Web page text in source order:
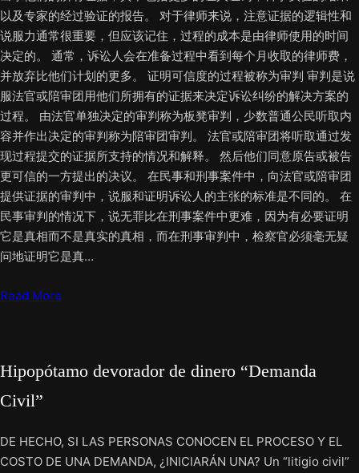
以及专家的经过验证的报告。 对于律师来说，注意证据的逻辑性和
说服力通常很重要，但应该记住，过程的成本是由律师使用的时间
决定的。 通常，诉讼人会在准备过程中看到每个月收取的律师费，
并放弃比他们计划的更多。 证明可信度的过程被称为审判 审判是说
服法官或陪审团用他们所拥有的证据来决定诉讼纠纷的解决方案的
过程。 由法官单独决定的审判称为板凳审判，少数普通公民听取内
容并作出决定的审判称为陪审团审判。 法官或陪审团将听取通过发
现过程提交的证据所支持的情况和解释。 然后他们同意原告或被告
更可信的一方提出的决议。 在民事和刑事案件中，向法官或陪审团
提供证据的审判中，说服和证明诉讼人的主张的标准是不同的。 在
民事审判的情况下，说无罪比在刑事案件中更难，因为有必要证明
它是真相而不是真实的真相，而在刑事审判中，检察官必须毫无疑
问地证明它是真…
Read More
Hipopótamo devorador de dinero “Demanda
Civil”
DE HECHO, SI LAS PERSONAS CONOCEN EL PROCESO Y EL
COSTO DE UNA DEMANDA, ¿INICIARÁN UNA? Un “litigio civil”